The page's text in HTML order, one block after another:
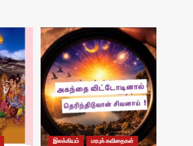
இலக்கியம் மரபுக் கவிதைகள்